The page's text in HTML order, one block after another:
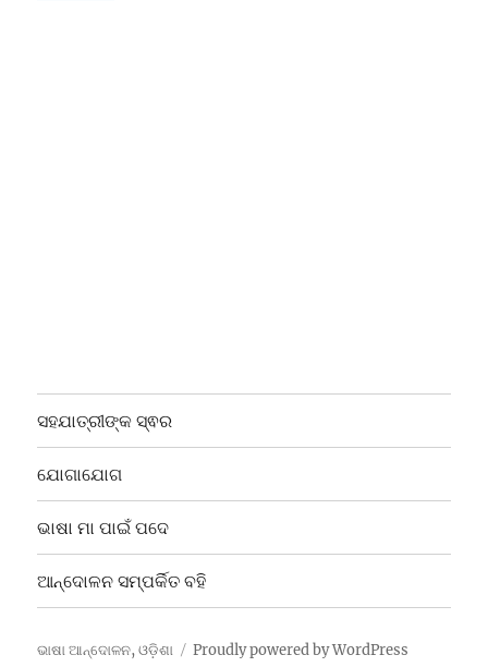
ସହଯାତ୍ରୀଙ୍କ ସ୍ଵର
ଯୋଗାଯୋଗ
ଭାଷା ମା ପାଇଁ ପଦେ
ଆନ୍ଦୋଳନ ସମ୍ପର୍କିତ ବହି
ଭାଷା ଆନ୍ଦୋଳନ, ଓଡ଼ିଶା Proudly powered by WordPress